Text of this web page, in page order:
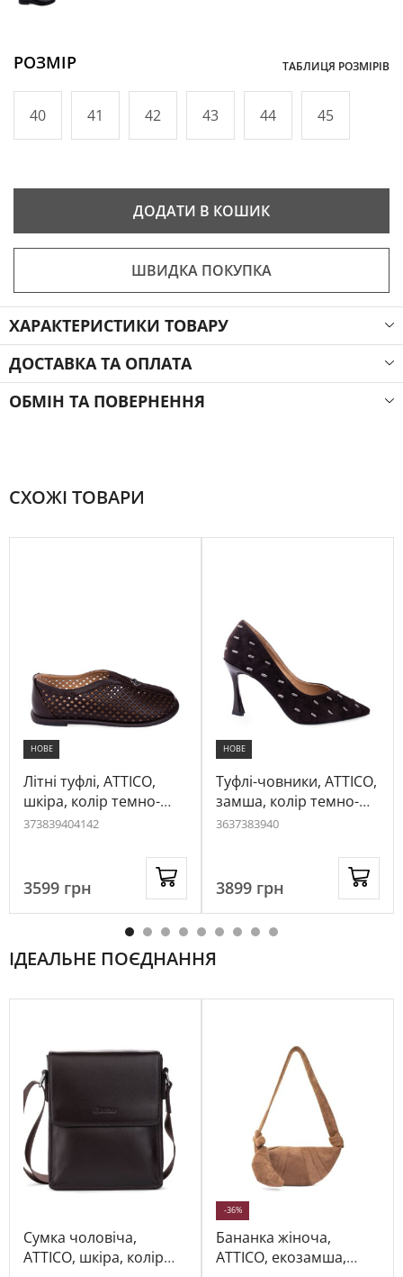
РОЗМІР ТАБЛИЦЯ РОЗМІРІВ
40 41 42 43 44 45
ДОДАТИ В КОШИК
ШВИДКА ПОКУПКА
ХАРАКТЕРИСТИКИ ТОВАРУ
ДОСТАВКА ТА ОПЛАТА
ОБМІН ТА ПОВЕРНЕННЯ
СХОЖІ ТОВАРИ
НОВЕ
Літні туфлі, ATTICO,
шкіра, колір темно-
коричневий, 1074084
373839404142
3599 грн
НОВЕ
Туфлі-човники, ATTICO,
замша, колір темно-
коричневий, 1080974
3637383940
3899 грн
ІДЕАЛЬНЕ ПОЄДНАННЯ
Сумка чоловіча,
ATTICO, шкіра, колір
Бананка жіноча,
ATTICO, екозамша,
-36%